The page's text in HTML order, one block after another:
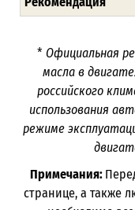
* Официальная
масла в
российского
использования
режиме
Примечания:
странице, а также